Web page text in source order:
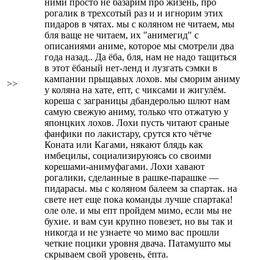
>>
ними просто не базарим про жизень, про
рогалик в трехсотый раз и и игнорим этих
пидаров в чятах. мы с коляном не читаем, мы
бля ваще не читаем, их "анимегид" с
описаниями аниме, которое мы смотрели два
года назад.. Да ёба, бля, нам не надо тащиться
в этот ёбаный нет-ленд и лузгать сэмки в
кампании прыщавых лохов. мы сморим аниму
у коляна на хате, епт, с чиксами и жигулём.
кореша с заграницы дбандеролью шлют нам
самую свежую аниму, только что отжатую у
японцких лохов. Лохи пусть читают сраные
фанфики по лакистару, срутся кто чётче
Коната или Кагами, някают блядь как
имбецилы, социализируюясь со своими
корешами-анимуфагами. Лохи хавают
рогалики, сделанные в рашке-парашке —
пидарасы. мы с коляном балеем за спартак. на
свете нет еще пока команды лучше спартака!
оле оле. и мы епт пройдем мимо, если мы не
бухие. и вам суи крупно повезет, но вы так и
никогда и не узнаете чо мимо вас прошли
четкие поцики уровня двача. Патамушто мы
скрываем свой уровень, ёпта.